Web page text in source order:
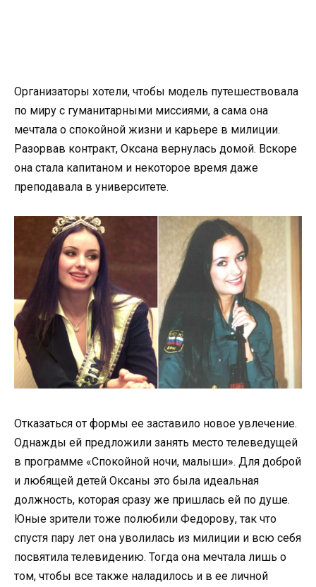
Организаторы хотели, чтобы модель путешествовала
по миру с гуманитарными миссиями, а сама она
мечтала о спокойной жизни и карьере в милиции.
Разорвав контракт, Оксана вернулась домой. Вскоре
она стала капитаном и некоторое время даже
преподавала в университете.
Отказаться от формы ее заставило новое увлечение.
Однажды ей предложили занять место телеведущей
в программе «Спокойной ночи, малыши». Для доброй
и любящей детей Оксаны это была идеальная
должность, которая сразу же пришлась ей по душе.
Юные зрители тоже полюбили Федорову, так что
спустя пару лет она уволилась из милиции и всю себя
посвятила телевидению. Тогда она мечтала лишь о
том, чтобы все также наладилось и в ее личной